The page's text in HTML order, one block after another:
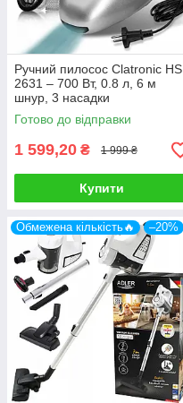
Ручний пилосос Clatronic HS
2631 – 700 Вт, 0.8 л, 6 м
шнур, 3 насадки
Готово до відправки
1 599,20 ₴ 1 999 ₴
Купити
Обмежена кількість🔥 –20%